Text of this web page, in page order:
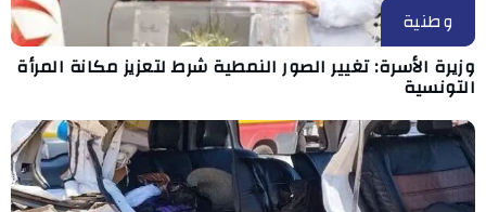
وطنية
وزيرة الأسرة: تغيير الصور النمطية شرط لتعزيز مكانة المرأة
التونسية